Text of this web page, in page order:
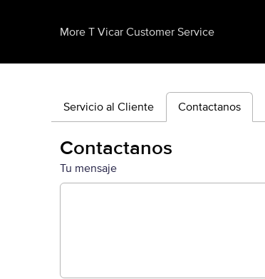
More T Vicar Customer Service
Servicio al Cliente Contactanos
Contactanos
Tu mensaje